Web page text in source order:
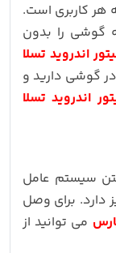
هر کاربری است.
گوشی را بدون
اندروید تسلا
گوشی دارید و
اندروید تسلا
سیستم عامل
دارد. برای وصل
می توانید از